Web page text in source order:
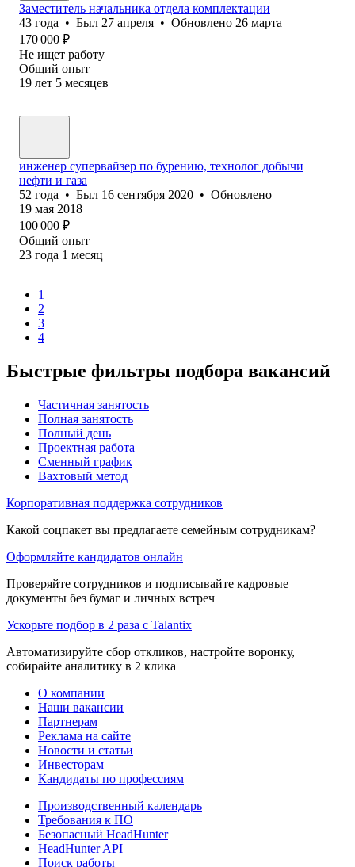
Заместитель начальника отдела комплектации
43 года • Был 27 апреля • Обновлено 26 марта
170 000 ₽
Не ищет работу
Общий опыт
19 лет 5 месяцев
инженер супервайзер по бурению, технолог добычи
нефти и газа
52 года • Был 16 сентября 2020 • Обновлено
19 мая 2018
100 000 ₽
Общий опыт
23 года 1 месяц
1
2
3
4
Быстрые фильтры подбора вакансий
Частичная занятость
Полная занятость
Полный день
Проектная работа
Сменный график
Вахтовый метод
Корпоративная поддержка сотрудников
Какой соцпакет вы предлагаете семейным сотрудникам?
Оформляйте кандидатов онлайн
Проверяйте сотрудников и подписывайте кадровые
документы без бумаг и личных встреч
Ускорьте подбор в 2 раза с Talantix
Автоматизируйте сбор откликов, настройте воронку,
собирайте аналитику в 2 клика
О компании
Наши вакансии
Партнерам
Реклама на сайте
Новости и статьи
Инвесторам
Кандидаты по профессиям
Производственный календарь
Требования к ПО
Безопасный HeadHunter
HeadHunter API
Поиск работы